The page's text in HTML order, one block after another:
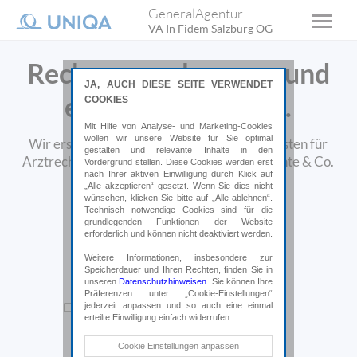
GeneralAgentur
VA In Fidem Salzburg OG
Rechnungen bequem und
einfach einreichen.
Wir ersetzen Ihnen schnellstmöglich Ihre Kosten für
Arztrechnungen, Physiotherapie, Medikamente & Co.
JA, AUCH DIESE SEITE VERWENDET
COOKIES
Mit Hilfe von Analyse- und Marketing-Cookies
wollen wir unsere Website für Sie optimal
gestalten und relevante Inhalte in den
Vordergrund stellen. Diese Cookies werden erst
nach Ihrer aktiven Einwilligung durch Klick auf
„Alle akzeptieren“ gesetzt. Wenn Sie dies nicht
wünschen, klicken Sie bitte auf „Alle ablehnen“.
Technisch notwendige Cookies sind für die
grundlegenden Funktionen der Website
erforderlich und können nicht deaktiviert werden.
Weitere Informationen, insbesondere zur
Speicherdauer und Ihren Rechten, finden Sie in
unserenDatenschutzhinweisen . Sie können Ihre
Präferenzen unter „Cookie-Einstellungen“
jederzeit anpassen und so auch eine einmal
erteilte Einwilligung einfach widerrufen.
Technische Cookies
Cookie Einstellungen anpassen